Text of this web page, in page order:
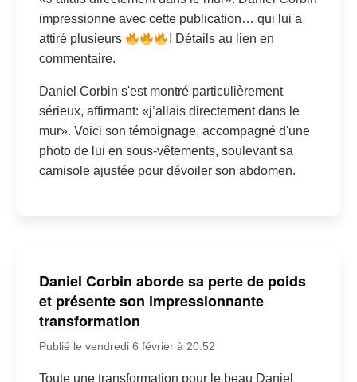
impressionne avec cette publication… qui lui a
attiré plusieurs
! Détails au lien en
commentaire.
Daniel Corbin s'est montré particulièrement
sérieux, affirmant: «j’allais directement dans le
mur». Voici son témoignage, accompagné d'une
photo de lui en sous-vêtements, soulevant sa
camisole ajustée pour dévoiler son abdomen.
Daniel Corbin aborde sa perte de poids
et présente son impressionnante
transformation
Publié le vendredi 6 février à 20:52
Toute une transformation pour le beau Daniel